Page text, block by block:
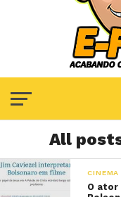
All
O ator